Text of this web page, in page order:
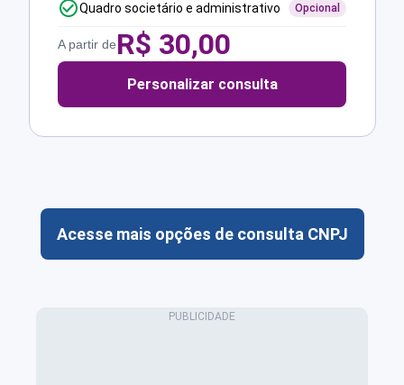
Quadro societário e administrativo Opcional
A partir deR$ 30,00
Personalizar consulta
Acesse mais opções de consulta CNPJ